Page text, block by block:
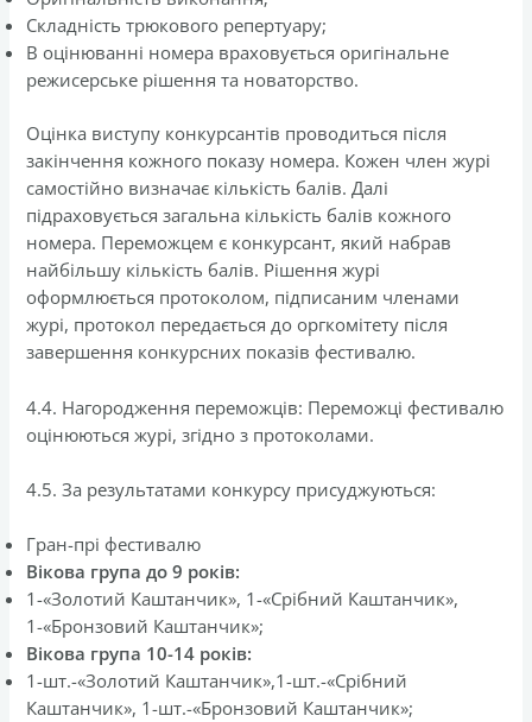
Складність трюкового репертуару;
В оцінюванні номера враховується оригінальне
режисерське рішення та новаторство.
Оцінка виступу конкурсантів проводиться після
закінчення кожного показу номера. Кожен член журі
самостійно визначає кількість балів. Далі
підраховується загальна кількість балів кожного
номера. Переможцем є конкурсант, який набрав
найбільшу кількість балів. Рішення журі
оформлюється протоколом, підписаним членами
журі, протокол передається до оргкомітету після
завершення конкурсних показів фестивалю.
4.4. Нагородження переможців: Переможці фестивалю
оцінюються журі, згідно з протоколами.
4.5. За результатами конкурсу присуджуються:
Гран-прі фестивалю
Вікова група до 9 років:
1-«Золотий Каштанчик», 1-«Срібний Каштанчик»,
1-«Бронзовий Каштанчик»;
Вікова група 10-14 років:
1-шт.-«Золотий Каштанчик»,1-шт.-«Срібний
Каштанчик», 1-шт.-«Бронзовий Каштанчик»;